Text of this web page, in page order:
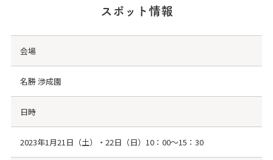
スポット情報
会場
名勝 渉成園
日時
2023年1月21日（土）・22日（日）10：00～15：30